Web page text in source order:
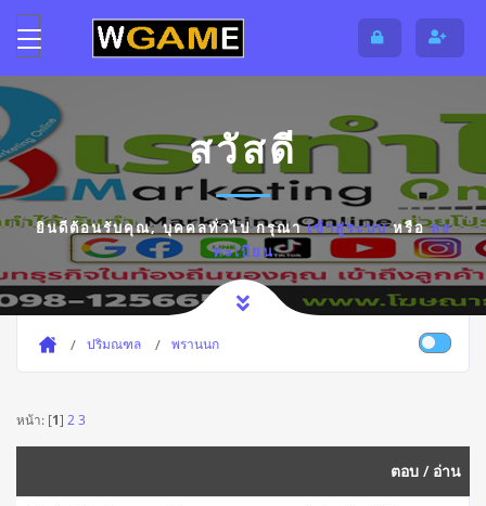
สวัสดี
ยินดีต้อนรับคุณ,บุคคลทั่วไปกรุณาเข้าสู่ระบบหรือลง
ทะเบียน
ปริมณฑล พรานนก
หน้า: [1] 2 3
ตอบ / อ่าน